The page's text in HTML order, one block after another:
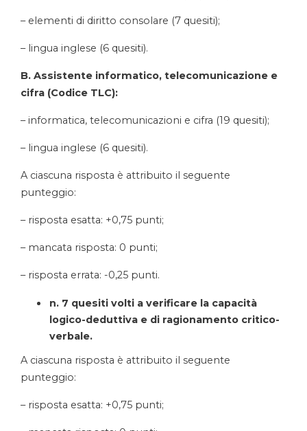
– elementi di diritto consolare (7 quesiti);
– lingua inglese (6 quesiti).
B. Assistente informatico, telecomunicazione e
cifra (Codice TLC):
– informatica, telecomunicazioni e cifra (19 quesiti);
– lingua inglese (6 quesiti).
A ciascuna risposta è attribuito il seguente
punteggio:
– risposta esatta: +0,75 punti;
– mancata risposta: 0 punti;
– risposta errata: -0,25 punti.
n. 7 quesiti volti a verificare la capacità
logico-deduttiva e di ragionamento critico-
verbale.
A ciascuna risposta è attribuito il seguente
punteggio:
– risposta esatta: +0,75 punti;